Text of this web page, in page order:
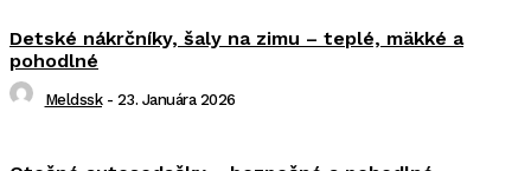
Detské nákrčníky, šaly na zimu – teplé, mäkké a
pohodlné
Meldssk - 23. Januára 2026